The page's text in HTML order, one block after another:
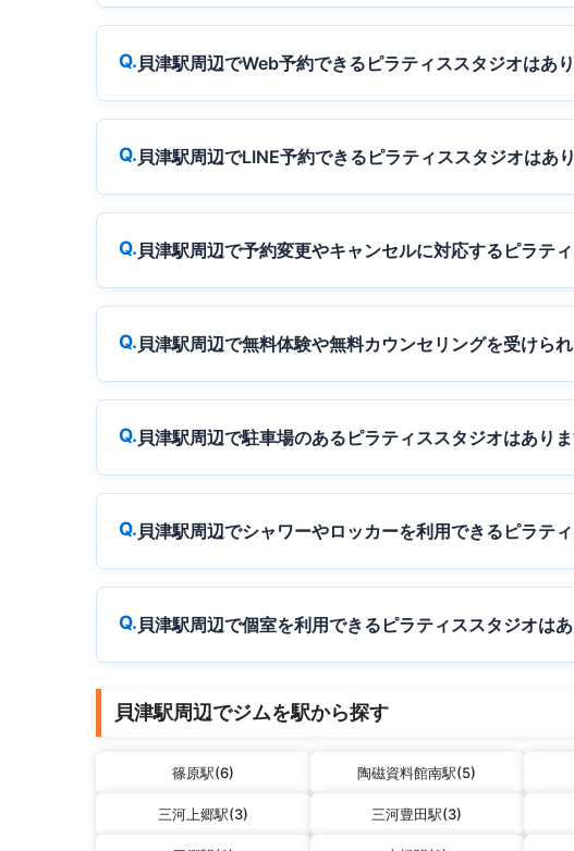
貝津駅周辺でWeb予約できるピラティススタジオはあ
貝津駅周辺でLINE予約できるピラティススタジオはあ
貝津駅周辺で予約変更やキャンセルに対応するピラテ
貝津駅周辺で無料体験や無料カウンセリングを受けら
貝津駅周辺で駐車場のあるピラティススタジオはあり
貝津駅周辺でシャワーやロッカーを利用できるピラテ
貝津駅周辺で個室を利用できるピラティススタジオは
貝津駅周辺でジムを駅から探す
篠原駅(6) 陶磁資料館南駅(5)
三河上郷駅(3) 三河豊田駅(3)